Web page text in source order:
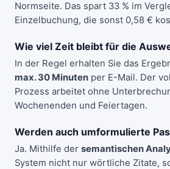
Normseite. Das spart 33 % im
Einzelbuchung, die sonst 0,58 €
Wie viel Zeit bleibt für die
In der Regel erhalten Sie das
max. 30 Minuten per E-Mail. Der
Prozess arbeitet ohne
Wochenenden und Feiertagen.
Werden auch umformulierte
Ja. Mithilfe der semantischen
System nicht nur wörtliche Zitate,